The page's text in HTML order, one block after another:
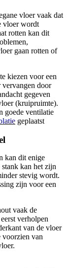
vloer vaak dat
vloer wordt
rotten kan dit
gaan rotten of
kiezen voor een
door
gegeven
(kruipruimte).
goede ventilatie
geplaatst
kan dit enige
kan het zijn
stevig wordt.
zijn voor een
vaak de
verholpen
van de vloer
voorzien van